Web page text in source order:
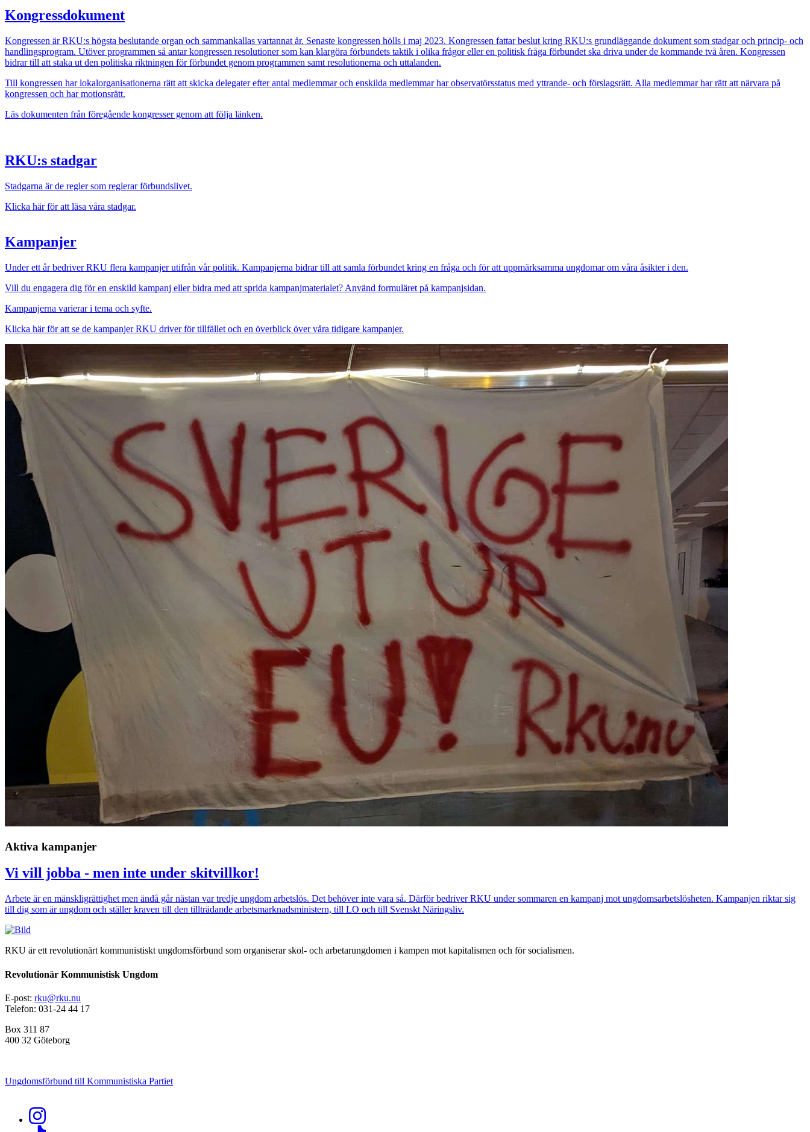
Kongressdokument
Kongressen är RKU:s högsta beslutande organ och sammankallas vartannat år. Senaste kongressen hölls i maj 2023. Kongressen fattar beslut kring RKU:s grundläggande dokument som stadgar och princip- och
handlingsprogram. Utöver programmen så antar kongressen resolutioner som kan klargöra förbundets taktik i olika frågor eller en politisk fråga förbundet ska driva under de kommande två åren. Kongressen
bidrar till att staka ut den politiska riktningen för förbundet genom programmen samt resolutionerna och uttalanden.
Till kongressen har lokalorganisationerna rätt att skicka delegater efter antal medlemmar och enskilda medlemmar har observatörsstatus med yttrande- och förslagsrätt. Alla medlemmar har rätt att närvara på
kongressen och har motionsrätt.
Läs dokumenten från föregående kongresser genom att följa länken.
RKU:s stadgar
Stadgarna är de regler som reglerar förbundslivet.
Klicka här för att läsa våra stadgar.
Kampanjer
Under ett år bedriver RKU flera kampanjer utifrån vår politik. Kampanjerna bidrar till att samla förbundet kring en fråga och för att uppmärksamma ungdomar om våra åsikter i den.
Vill du engagera dig för en enskild kampanj eller bidra med att sprida kampanjmaterialet? Använd formuläret på kampanjsidan.
Kampanjerna varierar i tema och syfte.
Klicka här för att se de kampanjer RKU driver för tillfället och en överblick över våra tidigare kampanjer.
Bild
Aktiva kampanjer
Vi vill jobba - men inte under skitvillkor!
Arbete är en mänskligrättighet men ändå går nästan var tredje ungdom arbetslös. Det behöver inte vara så. Därför bedriver RKU under sommaren en kampanj mot ungdomsarbetslösheten. Kampanjen riktar sig
till dig som är ungdom och ställer kraven till den tillträdande arbetsmarknadsministern, till LO och till Svenskt Näringsliv.
Bild
RKU är ett revolutionärt kommunistiskt ungdomsförbund som organiserar skol- och arbetarungdomen i kampen mot kapitalismen och för socialismen.
Revolutionär Kommunistisk Ungdom
E-post: rku@rku.nu
Telefon: 031-24 44 17
Box 311 87
400 32 Göteborg
Ungdomsförbund till Kommunistiska Partiet